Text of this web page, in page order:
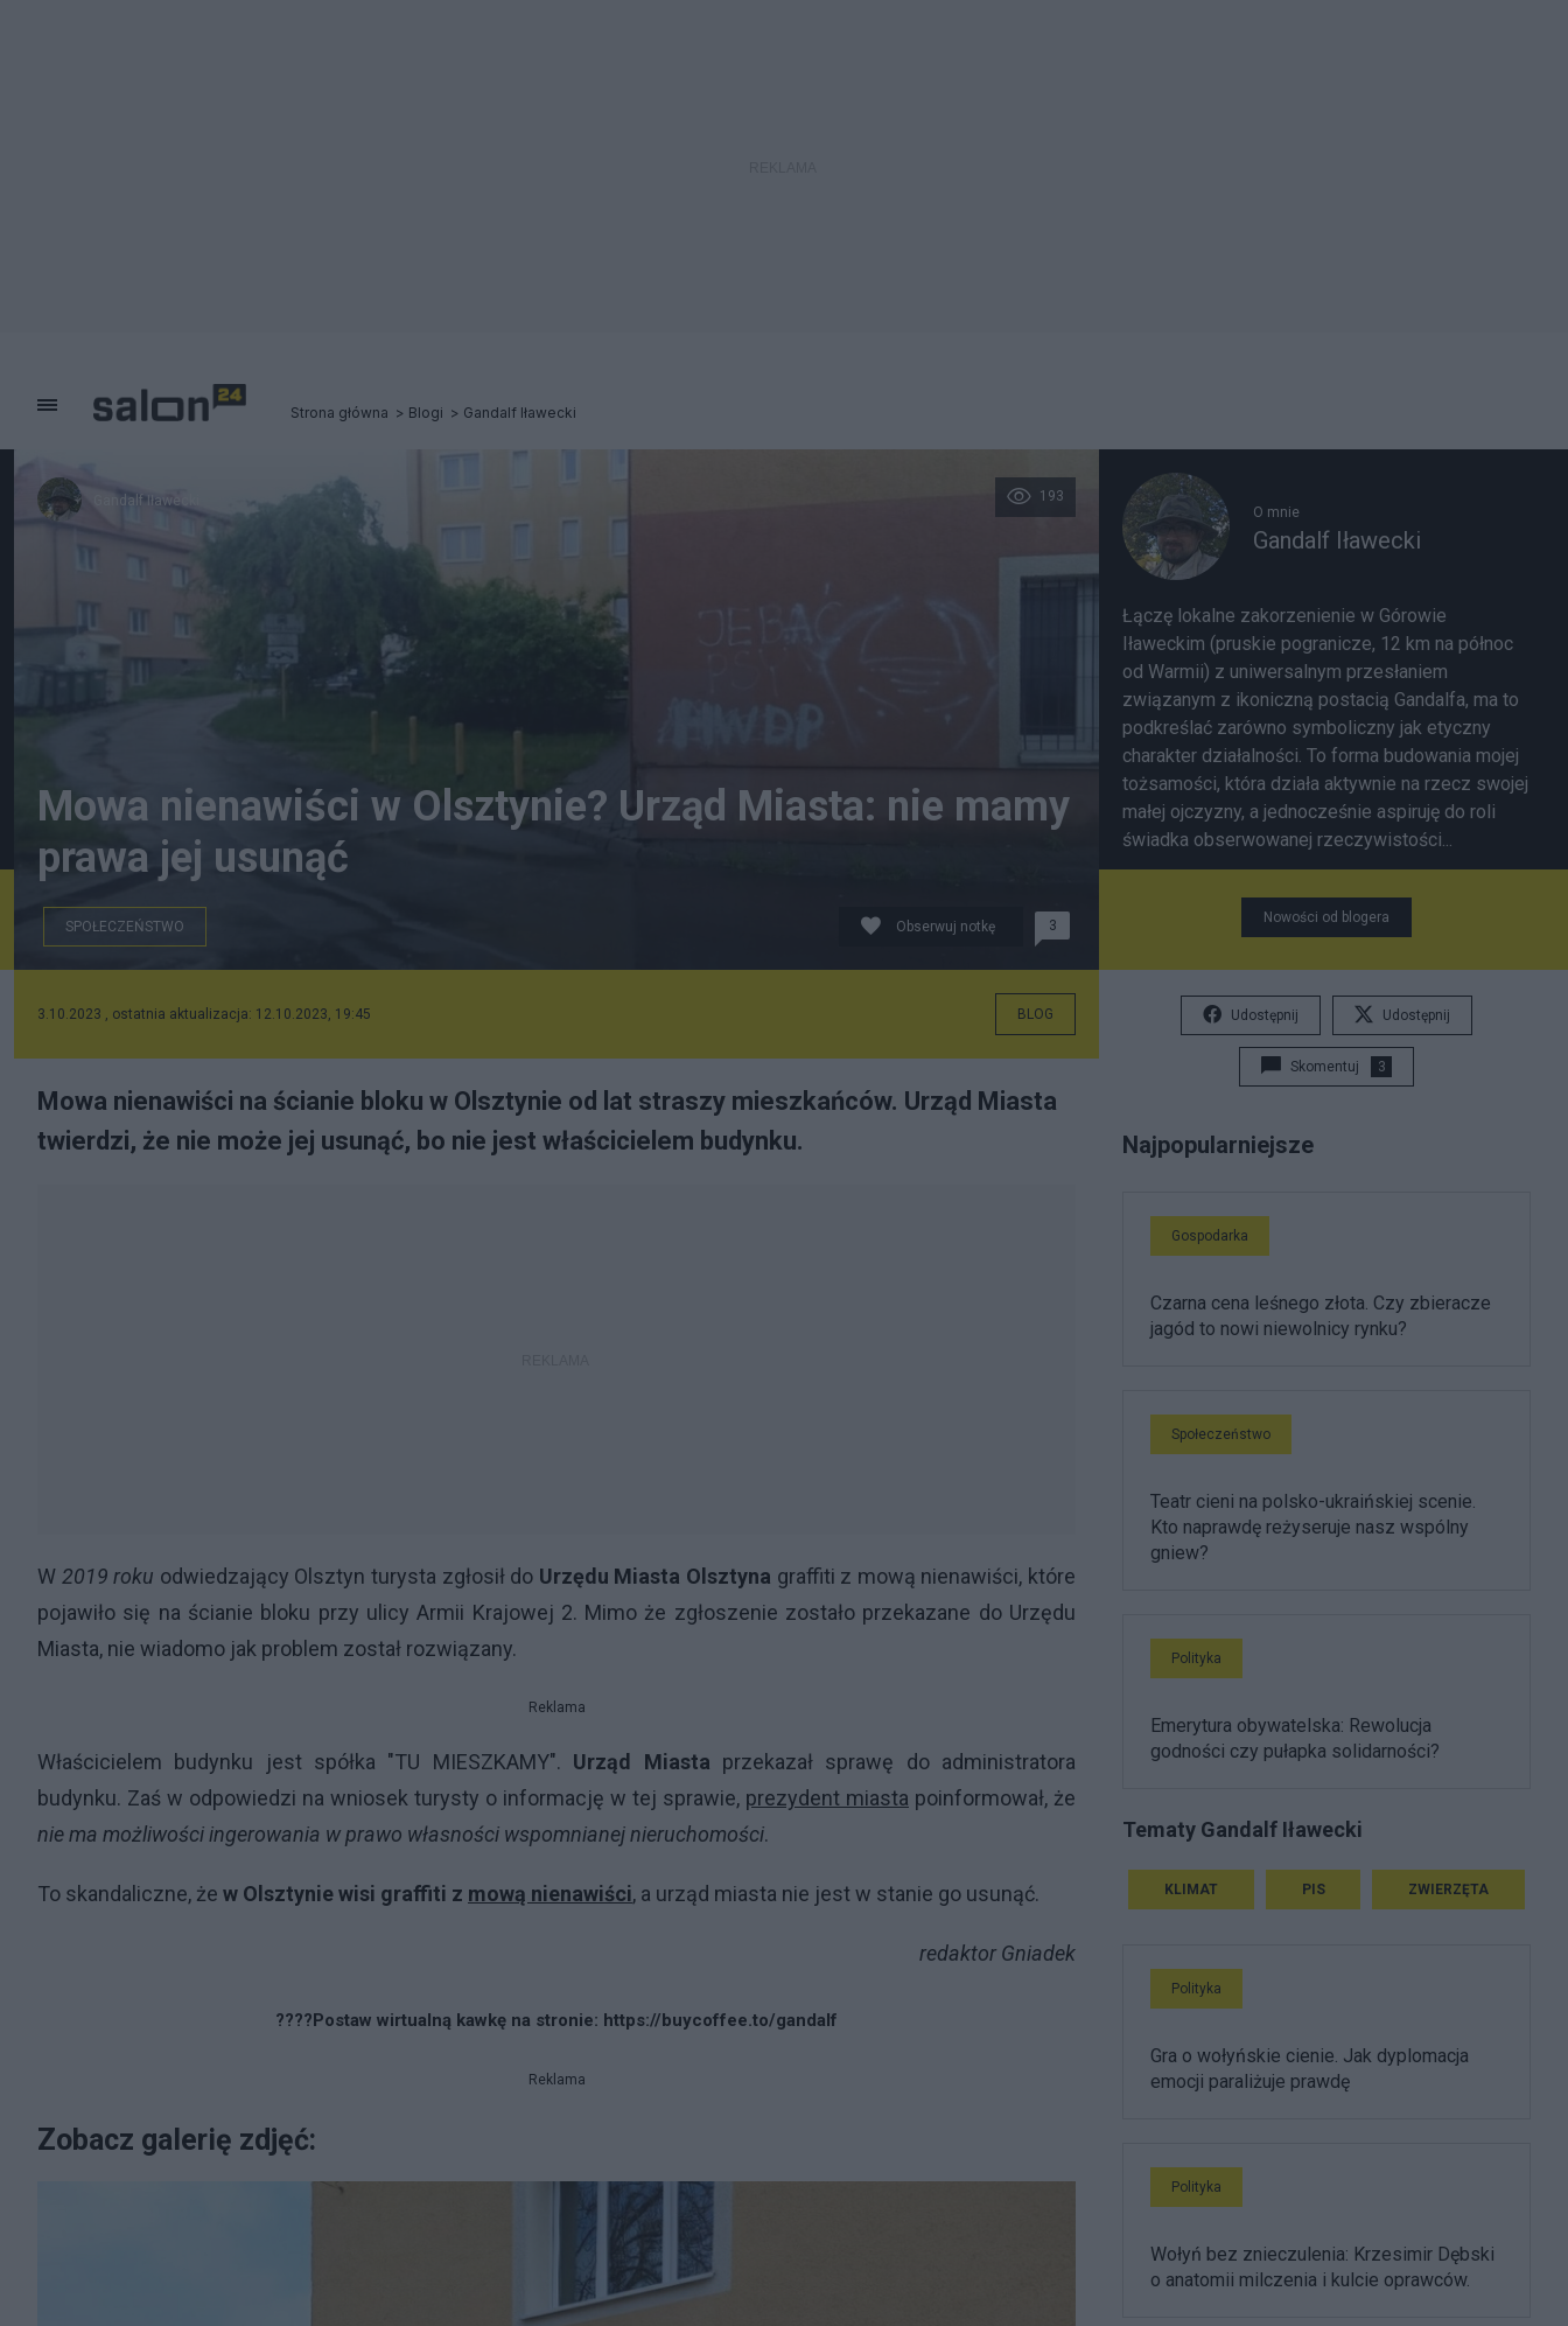
Strona główna Blogi Gandalf Iławecki
Gandalf Iławecki 193
Mowa nienawiści w Olsztynie? Urząd Miasta: nie mamy
prawa jej usunąć
SPOŁECZEŃSTWO Obserwuj notkę 3
3.10.2023 , ostatnia aktualizacja: 12.10.2023, 19:45 BLOG
Mowa nienawiści na ścianie bloku w Olsztynie od lat straszy mieszkańców. Urząd Miasta
twierdzi, że nie może jej usunąć, bo nie jest właścicielem budynku.
W 2019 roku odwiedzający Olsztyn turysta zgłosił do Urzędu Miasta Olsztyna graffiti z mową nienawiści, które
pojawiło się na ścianie bloku przy ulicy Armii Krajowej 2. Mimo że zgłoszenie zostało przekazane do Urzędu
Miasta, nie wiadomo jak problem został rozwiązany.
Reklama
Właścicielem budynku jest spółka "TU MIESZKAMY". Urząd Miasta przekazał sprawę do administratora
budynku. Zaś w odpowiedzi na wniosek turysty o informację w tej sprawie, prezydent miasta poinformował, że
nie ma możliwości ingerowania w prawo własności wspomnianej nieruchomości.
To skandaliczne, że w Olsztynie wisi graffiti z mową nienawiści, a urząd miasta nie jest w stanie go usunąć.
redaktor Gniadek
????Postaw wirtualną kawkę na stronie: https://buycoffee.to/gandalf
Reklama
Zobacz galerię zdjęć:
O mnie
Gandalf Iławecki
Łączę lokalne zakorzenienie w Górowie
Iławeckim (pruskie pogranicze, 12 km na północ
od Warmii) z uniwersalnym przesłaniem
związanym z ikoniczną postacią Gandalfa, ma to
podkreślać zarówno symboliczny jak etyczny
charakter działalności. To forma budowania mojej
tożsamości, która działa aktywnie na rzecz swojej
małej ojczyzny, a jednocześnie aspiruję do roli
świadka obserwowanej rzeczywistości...
Nowości od blogera
Udostępnij Udostępnij
Skomentuj 3
Najpopularniejsze
Gospodarka
Czarna cena leśnego złota. Czy zbieracze
jagód to nowi niewolnicy rynku?
Społeczeństwo
Teatr cieni na polsko-ukraińskiej scenie.
Kto naprawdę reżyseruje nasz wspólny
gniew?
Polityka
Emerytura obywatelska: Rewolucja
godności czy pułapka solidarności?
Tematy Gandalf Iławecki
KLIMAT PIS ZWIERZĘTA
Polityka
Gra o wołyńskie cienie. Jak dyplomacja
emocji paraliżuje prawdę
Polityka
Wołyń bez znieczulenia: Krzesimir Dębski
o anatomii milczenia i kulcie oprawców.